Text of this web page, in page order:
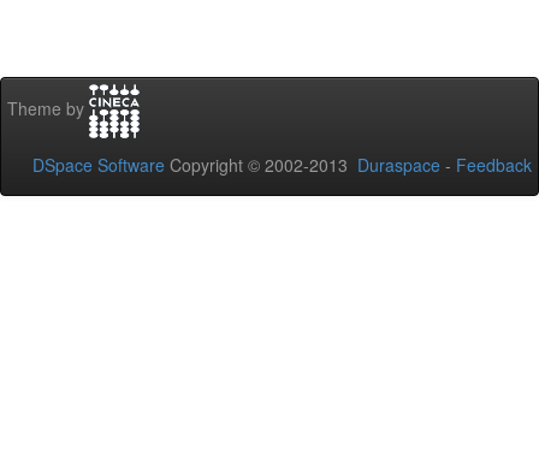
Theme by
DSpace Software Copyright © 2002-2013 Duraspace - Feedback